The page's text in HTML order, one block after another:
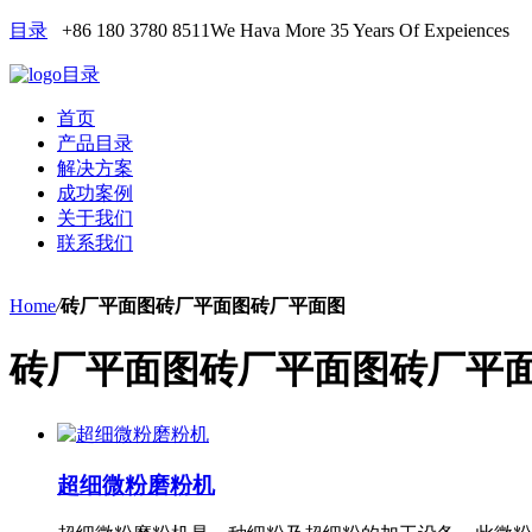
目录 +86 180 3780 8511We Hava More 35 Years Of Expeiences
目录
首页
产品目录
解决方案
成功案例
关于我们
联系我们
Home/砖厂平面图砖厂平面图砖厂平面图
砖厂平面图砖厂平面图砖厂平
超细微粉磨粉机